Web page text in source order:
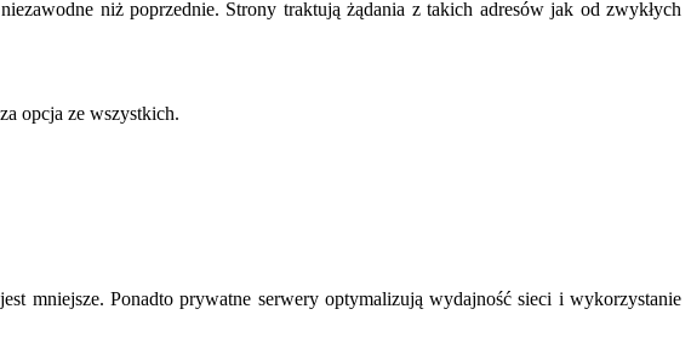
niż poprzednie. Strony traktują żądania z takich adresów jak od zwykłych
opcja ze wszystkich.
mniejsze. Ponadto prywatne serwery optymalizują wydajność sieci i wykorzystanie